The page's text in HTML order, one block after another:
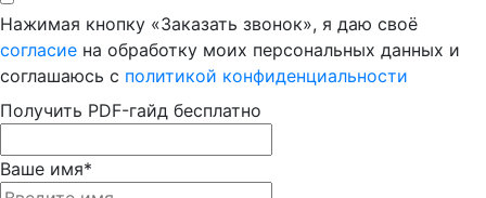
Нажимая кнопку «Заказать звонок», я даю своё
согласие на обработку моих персональных данных и
соглашаюсь с политикой конфиденциальности
Получить PDF-гайд бесплатно
Ваше имя*